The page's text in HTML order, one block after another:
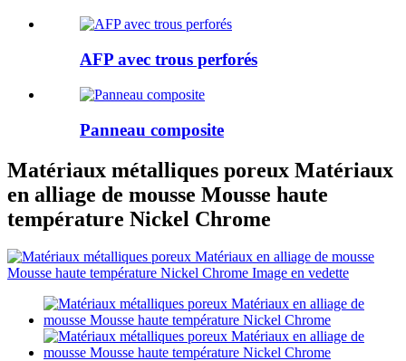
AFP avec trous perforés
Panneau composite
Matériaux métalliques poreux Matériaux
en alliage de mousse Mousse haute
température Nickel Chrome